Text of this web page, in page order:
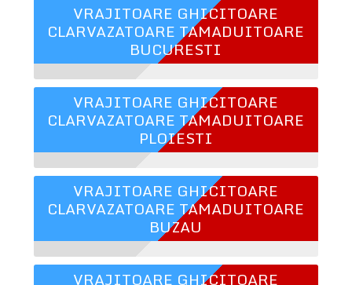
VRAJITOARE GHICITOARE
CLARVAZATOARE TAMADUITOARE
BUCURESTI
VRAJITOARE GHICITOARE
CLARVAZATOARE TAMADUITOARE
PLOIESTI
VRAJITOARE GHICITOARE
CLARVAZATOARE TAMADUITOARE
BUZAU
VRAJITOARE GHICITOARE